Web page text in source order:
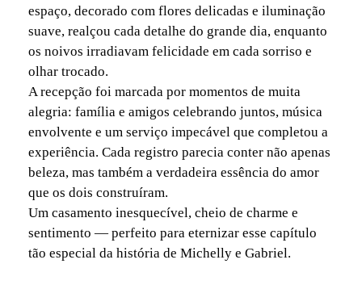
espaço, decorado com flores delicadas e iluminação
suave, realçou cada detalhe do grande dia, enquanto
os noivos irradiavam felicidade em cada sorriso e
olhar trocado.
A recepção foi marcada por momentos de muita
alegria: família e amigos celebrando juntos, música
envolvente e um serviço impecável que completou a
experiência. Cada registro parecia conter não apenas
beleza, mas também a verdadeira essência do amor
que os dois construíram.
Um casamento inesquecível, cheio de charme e
sentimento — perfeito para eternizar esse capítulo
tão especial da história de Michelly e Gabriel.